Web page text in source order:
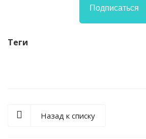
Подписаться
Теги
Назад к списку